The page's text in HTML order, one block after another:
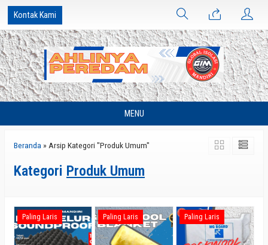
Kontak Kami
MENU
Beranda » Arsip Kategori "Produk Umum"
Kategori Produk Umum
Paling Laris Paling Laris Paling Laris